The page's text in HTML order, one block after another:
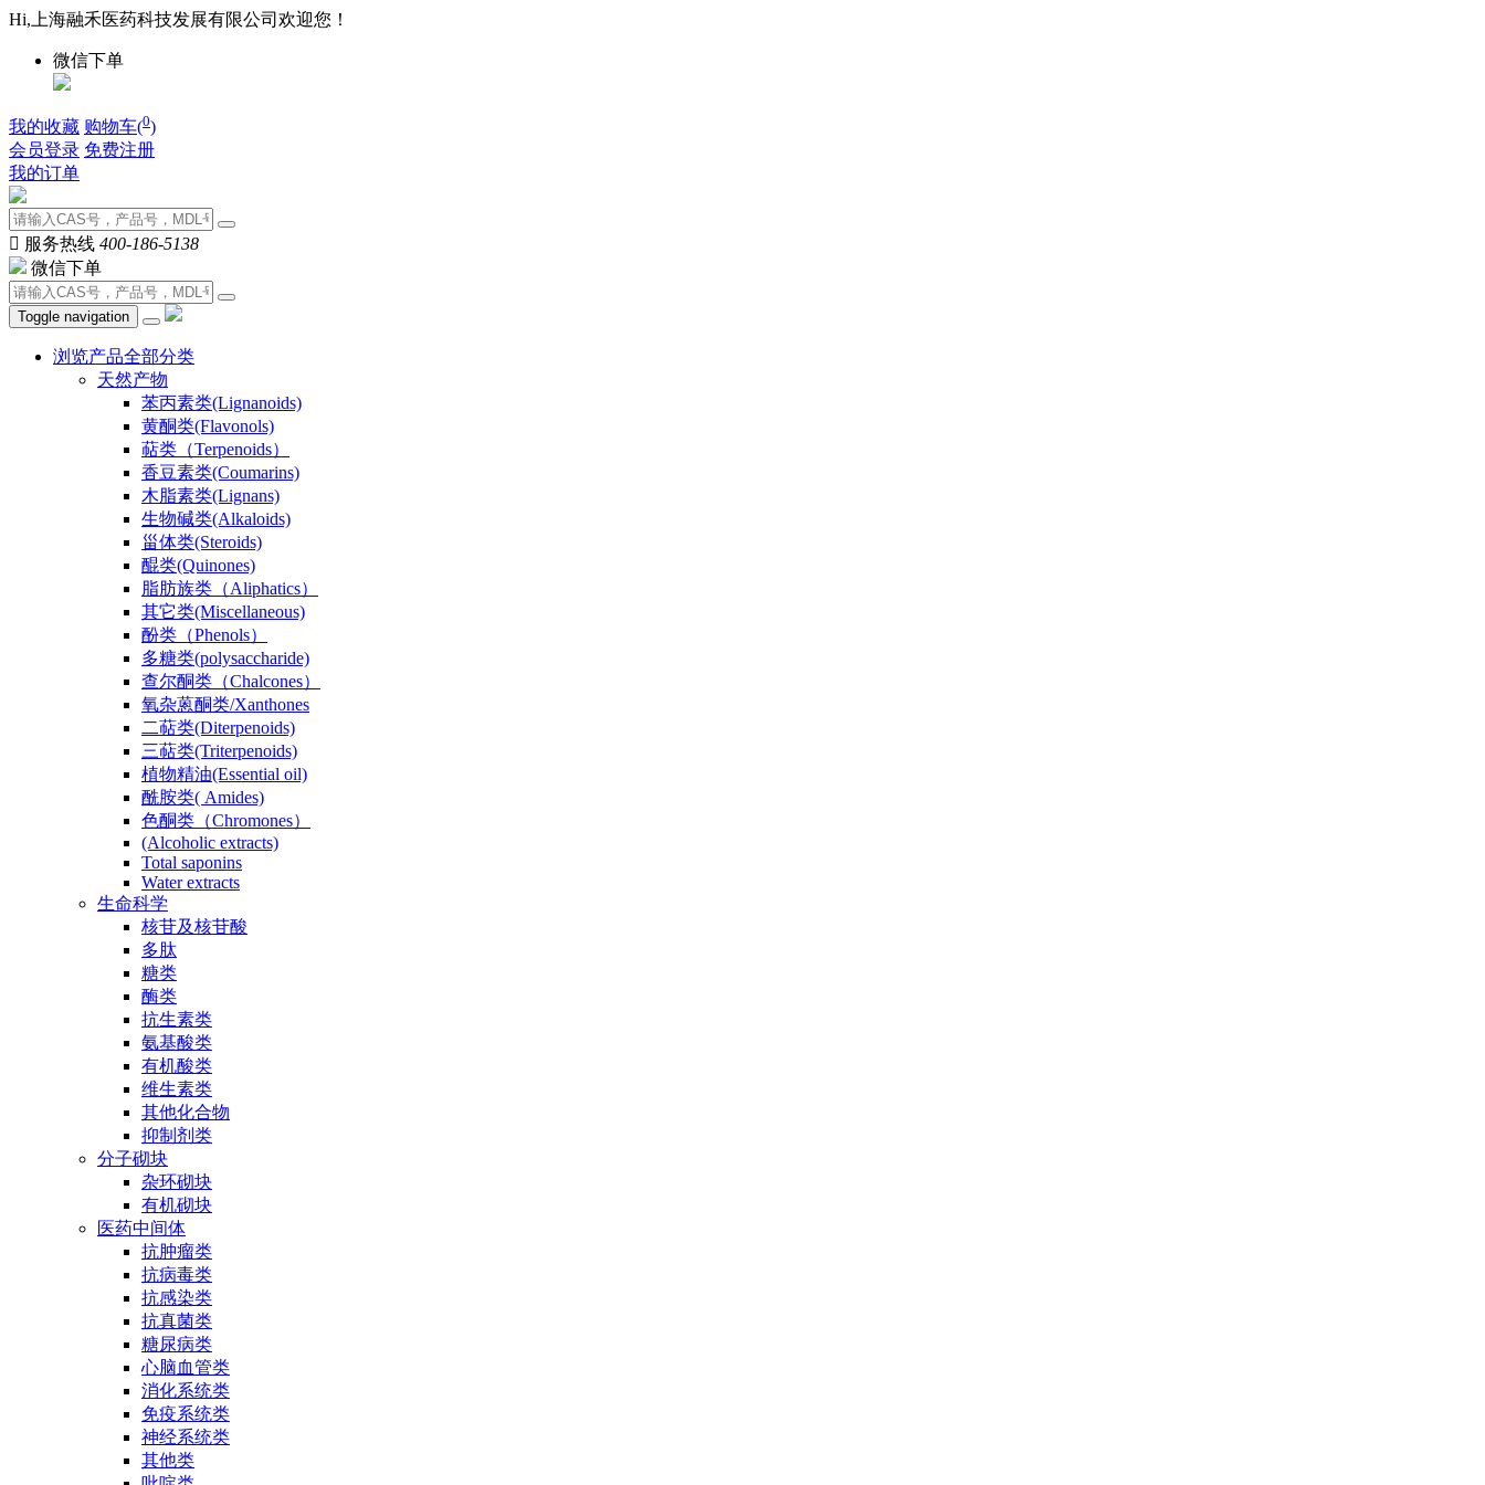
Hi,上海融禾医药科技发展有限公司欢迎您！
微信下单
我的收藏 购物车(0)
会员登录 免费注册
我的订单
 服务热线 400-186-5138
微信下单
Toggle navigation
浏览产品全部分类
天然产物
苯丙素类(Lignanoids)
黄酮类(Flavonols)
萜类（Terpenoids）
香豆素类(Coumarins)
木脂素类(Lignans)
生物碱类(Alkaloids)
甾体类(Steroids)
醌类(Quinones)
脂肪族类（Aliphatics）
其它类(Miscellaneous)
酚类（Phenols）
多糖类(polysaccharide)
查尔酮类（Chalcones）
氧杂蒽酮类/Xanthones
二萜类(Diterpenoids)
三萜类(Triterpenoids)
植物精油(Essential oil)
酰胺类( Amides)
色酮类（Chromones）
(Alcoholic extracts)
Total saponins
Water extracts
生命科学
核苷及核苷酸
多肽
糖类
酶类
抗生素类
氨基酸类
有机酸类
维生素类
其他化合物
抑制剂类
分子砌块
杂环砌块
有机砌块
医药中间体
抗肿瘤类
抗病毒类
抗感染类
抗真菌类
糖尿病类
心脑血管类
消化系统类
免疫系统类
神经系统类
其他类